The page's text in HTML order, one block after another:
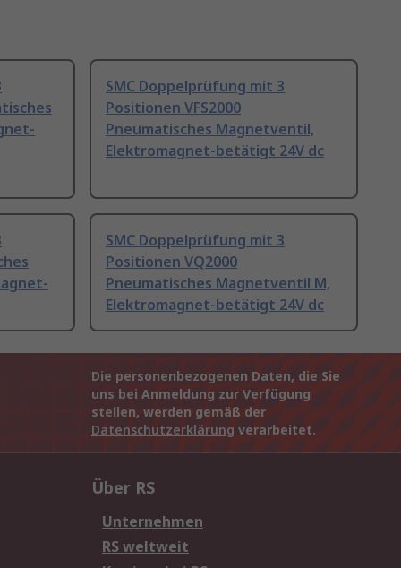
SMC Doppelprüfung mit 3
Positionen VFS2000
Pneumatisches Magnetventil,
Elektromagnet-betätigt 24V dc
SMC Doppelprüfung mit 3
Positionen VQ2000
Pneumatisches Magnetventil M,
Elektromagnet-betätigt 24V dc
Die personenbezogenen Daten, die Sie
uns bei Anmeldung zur Verfügung
stellen, werden gemäß der
Datenschutzerklärung verarbeitet.
Über RS
Unternehmen
RS weltweit